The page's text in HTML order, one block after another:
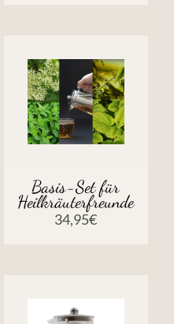
Basis-Set für
Heilkräuterfreunde
34,95€